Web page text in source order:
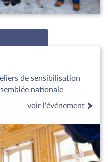
de sensibilisation
nationale
voir l'événement